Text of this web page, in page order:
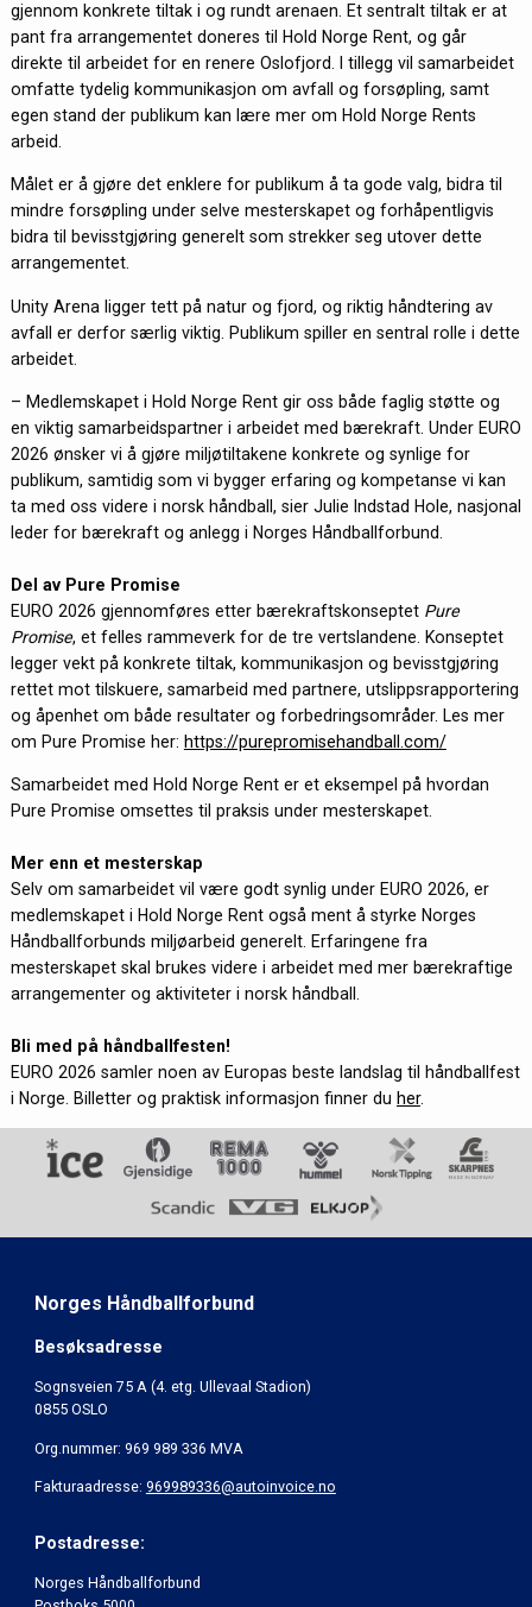
gjennom konkrete tiltak i og rundt arenaen. Et sentralt tiltak er at
pant fra arrangementet doneres til Hold Norge Rent, og går
direkte til arbeidet for en renere Oslofjord. I tillegg vil samarbeidet
omfatte tydelig kommunikasjon om avfall og forsøpling, samt
egen stand der publikum kan lære mer om Hold Norge Rents
arbeid.
Målet er å gjøre det enklere for publikum å ta gode valg, bidra til
mindre forsøpling under selve mesterskapet og forhåpentligvis
bidra til bevisstgjøring generelt som strekker seg utover dette
arrangementet.
Unity Arena ligger tett på natur og fjord, og riktig håndtering av
avfall er derfor særlig viktig. Publikum spiller en sentral rolle i dette
arbeidet.
– Medlemskapet i Hold Norge Rent gir oss både faglig støtte og
en viktig samarbeidspartner i arbeidet med bærekraft. Under EURO
2026 ønsker vi å gjøre miljøtiltakene konkrete og synlige for
publikum, samtidig som vi bygger erfaring og kompetanse vi kan
ta med oss videre i norsk håndball, sier Julie Indstad Hole, nasjonal
leder for bærekraft og anlegg i Norges Håndballforbund.
Del av Pure Promise
EURO 2026 gjennomføres etter bærekraftskonseptet Pure
Promise, et felles rammeverk for de tre vertslandene. Konseptet
legger vekt på konkrete tiltak, kommunikasjon og bevisstgjøring
rettet mot tilskuere, samarbeid med partnere, utslippsrapportering
og åpenhet om både resultater og forbedringsområder. Les mer
om Pure Promise her: https://purepromisehandball.com/
Samarbeidet med Hold Norge Rent er et eksempel på hvordan
Pure Promise omsettes til praksis under mesterskapet.
Mer enn et mesterskap
Selv om samarbeidet vil være godt synlig under EURO 2026, er
medlemskapet i Hold Norge Rent også ment å styrke Norges
Håndballforbunds miljøarbeid generelt. Erfaringene fra
mesterskapet skal brukes videre i arbeidet med mer bærekraftige
arrangementer og aktiviteter i norsk håndball.
Bli med på håndballfesten!
EURO 2026 samler noen av Europas beste landslag til håndballfest
i Norge. Billetter og praktisk informasjon finner du her.
Norges Håndballforbund
Besøksadresse
Sognsveien 75 A (4. etg. Ullevaal Stadion)
0855 OSLO
Org.nummer: 969 989 336 MVA
Fakturaadresse: 969989336@autoinvoice.no
Postadresse:
Norges Håndballforbund